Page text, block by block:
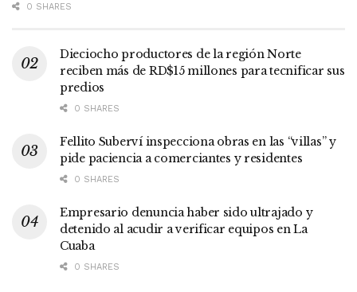
0 SHARES
Dieciocho productores de la región Norte
reciben más de RD$15 millones para tecnificar sus
predios
0 SHARES
Fellito Suberví inspecciona obras en las “villas” y
pide paciencia a comerciantes y residentes
0 SHARES
Empresario denuncia haber sido ultrajado y
detenido al acudir a verificar equipos en La
Cuaba
0 SHARES